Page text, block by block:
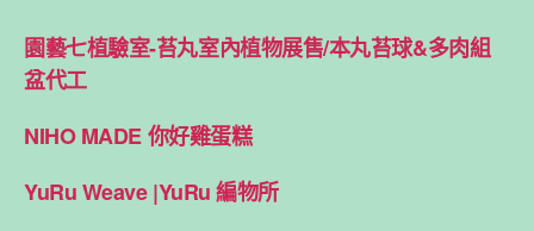
園藝七植驗室-苔丸室內植物展售/本丸苔球&多肉組
盆代工
NIHO MADE 你好雞蛋糕
YuRu Weave |YuRu 編物所